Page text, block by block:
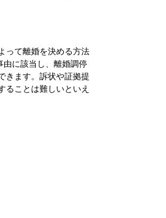
って離婚を決める方法
由に該当し、離婚調停
きます。訴状や証拠提
ることは難しいといえ